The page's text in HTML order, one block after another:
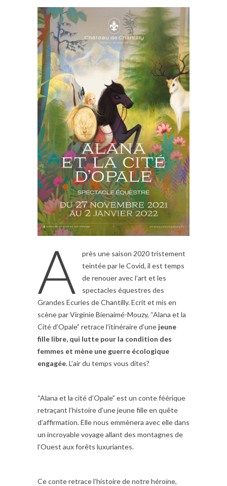
A
près une saison 2020 tristement
teintée par le Covid, il est temps
de renouer avec l’art et les
spectacles équestres des
Grandes Ecuries de Chantilly. Ecrit et mis en
scène par Virginie Bienaimé-Mouzy, “Alana et la
Cité d’Opale” retrace l’itinéraire d’une jeune
fille libre, qui lutte pour la condition des
femmes et mène une guerre écologique
engagée. L’air du temps vous dites?
“Alana et la cité d’Opale” est un conte féérique
retraçant l’histoire d’une jeune fille en quête
d’affirmation. Elle nous emmènera avec elle dans
un incroyable voyage allant des montagnes de
l’Ouest aux forêts luxuriantes.
Ce conte retrace l’histoire de notre héroïne,